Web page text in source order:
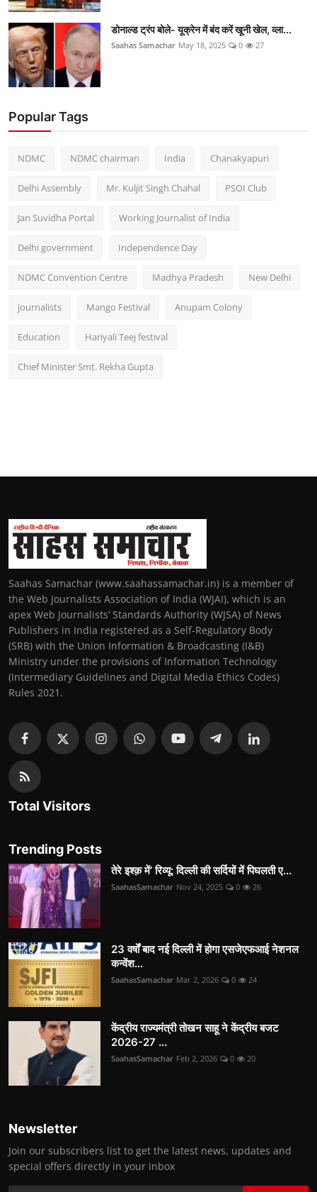
डोनाल्ड ट्रंप बोले- यूक्रेन में बंद करें खूनी खेल, व्ला...
Saahas Samachar May 18, 2025 0 27
Popular Tags
NDMC NDMC chairman India Chanakyapuri
Delhi Assembly Mr. Kuljit Singh Chahal PSOI Club
Jan Suvidha Portal Working Journalist of India
Delhi government Independence Day
NDMC Convention Centre Madhya Pradesh New Delhi
journalists Mango Festival Anupam Colony
Education Hariyali Teej festival
Chief Minister Smt. Rekha Gupta
Saahas Samachar (www.saahassamachar.in) is a member of
the Web Journalists Association of India (WJAI), which is an
apex Web Journalists’ Standards Authority (WJSA) of News
Publishers in India registered as a Self-Regulatory Body
(SRB) with the Union Information & Broadcasting (I&B)
Ministry under the provisions of Information Technology
(Intermediary Guidelines and Digital Media Ethics Codes)
Rules 2021.
Total Visitors
Trending Posts
तेरे इश्क़ में’ रिव्यू: दिल्ली की सर्दियों में पिघलती ए...
SaahasSamachar Nov 24, 2025 0 26
23 वर्षों बाद नई दिल्ली में होगा एसजेएफआई नेशनल
कन्वेंश...
SaahasSamachar Mar 2, 2026 0 24
केंद्रीय राज्यमंत्री तोखन साहू ने केंद्रीय बजट
2026-27 ...
SaahasSamachar Feb 2, 2026 0 20
Newsletter
Join our subscribers list to get the latest news, updates and
special offers directly in your inbox